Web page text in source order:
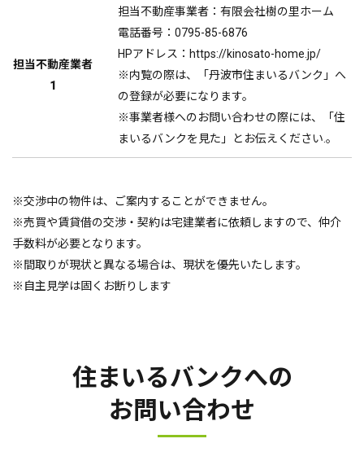
担当不動産業者
1
担当不動産事業者：有限会社樹の里ホーム
電話番号：0795-85-6876
HPアドレス：https://kinosato-home.jp/
※内覧の際は、「丹波市住まいるバンク」へ
の登録が必要になります。
※事業者様へのお問い合わせの際には、「住
まいるバンクを見た」とお伝えください.。
※交渉中の物件は、ご案内することができません。
※売買や賃貸借の交渉・契約は宅建業者に依頼しますので、仲介
手数料が必要となります。
※間取りが現状と異なる場合は、現状を優先いたします。
※自主見学は固くお断りします
住まいるバンクへの
お問い合わせ